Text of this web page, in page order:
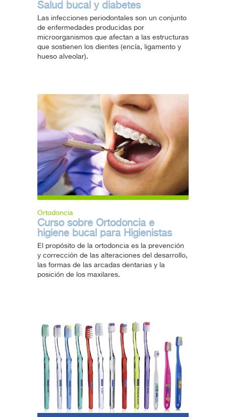
Salud bucal y diabetes
Las infecciones periodontales son un conjunto
de enfermedades producidas por
microorganismos que afectan a las estructuras
que sostienen los dientes (encía, ligamento y
hueso alveolar).
Ortodoncia
Curso sobre Ortodoncia e
higiene bucal para Higienistas
El propósito de la ortodoncia es la prevención
y corrección de las alteraciones del desarrollo,
las formas de las arcadas dentarias y la
posición de los maxilares.